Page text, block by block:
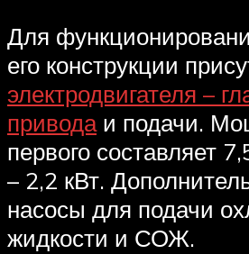
Для
его конструкции
электродвигателя –
приводаи подачи.
первого составляет
– 2,2 кВт.
насосы для подачи
жидкости и СОЖ.